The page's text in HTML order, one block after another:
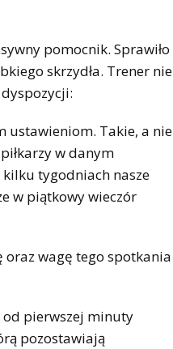
pomocnik. Sprawiło
skrzydła. Trener nie
ustawieniom. Takie, a nie
w danym
tygodniach nasze
w piątkowy wieczór
oraz wagę tego spotkania
od pierwszej minuty
pozostawiają